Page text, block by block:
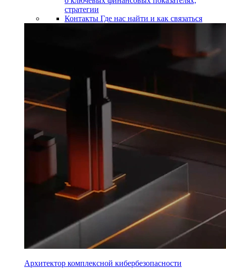
стратегии
Контакты Где нас найти и как связаться
Архитектор комплексной кибербезопасности